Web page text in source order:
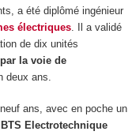
a été diplômé ingénieur
électriques. Il a validé
de dix unités
par la voie de
deux ans.
ans, avec en poche un
Electrotechnique